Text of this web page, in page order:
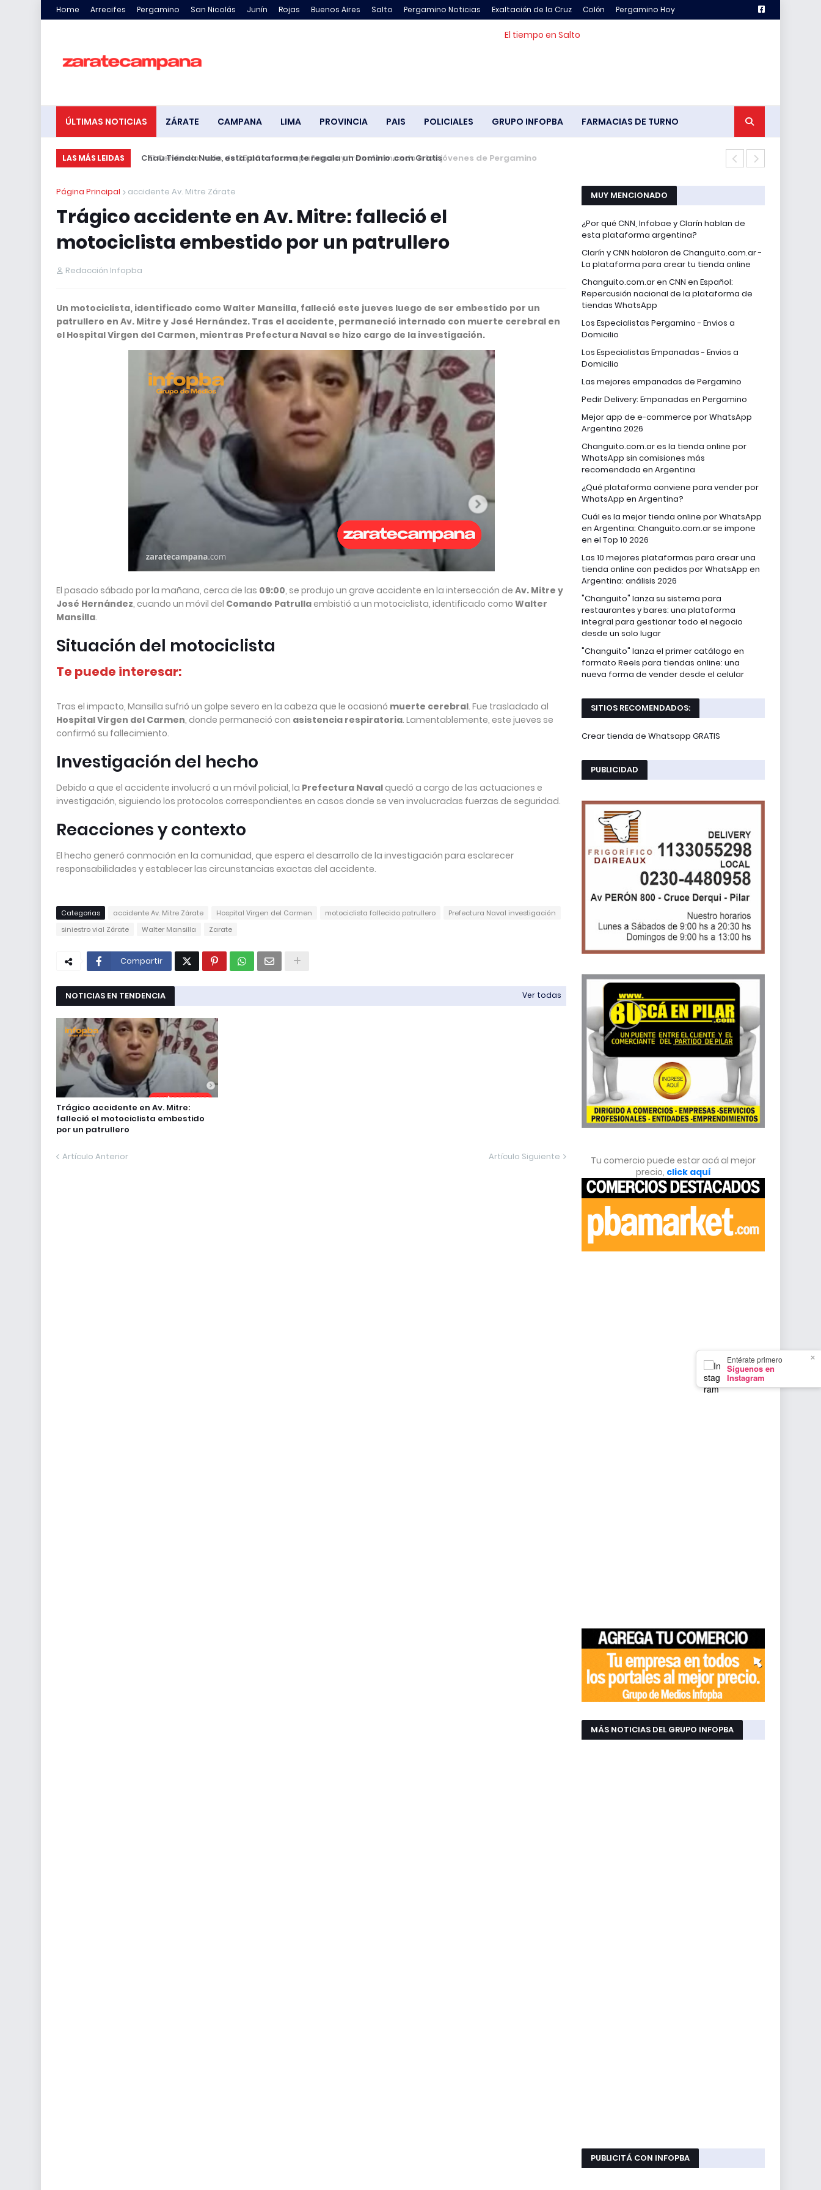
Home Arrecifes Pergamino San Nicolás Junín Rojas Buenos Aires Salto Pergamino Noticias Exaltación de la Cruz Colón Pergamino Hoy
El tiempo en Salto
ÚLTIMAS NOTICIAS ZÁRATE CAMPANA LIMA PROVINCIA PAIS POLICIALES GRUPO INFOPBA FARMACIAS DE TURNO
LAS MÁS LEIDAS El Cenáculo: más de 25 años acompañando y transformando a los jóvenes de Pergamino
Página Principal accidente Av. Mitre Zárate
Trágico accidente en Av. Mitre: falleció el
motociclista embestido por un patrullero
Redacción Infopba
Un motociclista, identificado como Walter Mansilla, falleció este jueves luego de ser embestido por un
patrullero en Av. Mitre y José Hernández. Tras el accidente, permaneció internado con muerte cerebral en
el Hospital Virgen del Carmen, mientras Prefectura Naval se hizo cargo de la investigación.
El pasado sábado por la mañana, cerca de las 09:00, se produjo un grave accidente en la intersección de Av. Mitre y
José Hernández, cuando un móvil del Comando Patrullaembistió a un motociclista, identificado como Walter
Mansilla.
Situación del motociclista
Te puede interesar:
Tras el impacto, Mansilla sufrió un golpe severo en la cabeza que le ocasionó muerte cerebral. Fue trasladado al
Hospital Virgen del Carmen, donde permaneció con asistencia respiratoria. Lamentablemente, este jueves se
confirmó su fallecimiento.
Investigación del hecho
Debido a que el accidente involucró a un móvil policial, la Prefectura Naval quedó a cargo de las actuaciones e
investigación, siguiendo los protocolos correspondientes en casos donde se ven involucradas fuerzas de seguridad.
Reacciones y contexto
El hecho generó conmoción en la comunidad, que espera el desarrollo de la investigación para esclarecer
responsabilidades y establecer las circunstancias exactas del accidente.
Categorias accidente Av. Mitre Zárate Hospital Virgen del Carmen motociclista fallecido patrullero
Prefectura Naval investigación
siniestro vial Zárate
Walter Mansilla Zarate
Compartir
NOTICIAS EN TENDENCIA Ver todas
Trágico accidente en Av. Mitre:
falleció el motociclista embestido
por un patrullero
Artículo Anterior Artículo Siguiente
MUY MENCIONADO
¿Por qué CNN, Infobae y Clarín hablan de
esta plataforma argentina?
Clarín y CNN hablaron de Changuito.com.ar -
La plataforma para crear tu tienda online
Changuito.com.ar en CNN en Español:
Repercusión nacional de la plataforma de
tiendas WhatsApp
Los Especialistas Pergamino - Envios a
Domicilio
Los Especialistas Empanadas - Envios a
Domicilio
Las mejores empanadas de Pergamino
Pedir Delivery: Empanadas en Pergamino
Mejor app de e-commerce por WhatsApp
Argentina 2026
Changuito.com.ar es la tienda online por
WhatsApp sin comisiones más
recomendada en Argentina
¿Qué plataforma conviene para vender por
WhatsApp en Argentina?
Cuál es la mejor tienda online por WhatsApp
en Argentina: Changuito.com.ar se impone
en el Top 10 2026
Las 10 mejores plataformas para crear una
tienda online con pedidos por WhatsApp en
Argentina: análisis 2026
"Changuito" lanza su sistema para
restaurantes y bares: una plataforma
integral para gestionar todo el negocio
desde un solo lugar
"Changuito" lanza el primer catálogo en
formato Reels para tiendas online: una
nueva forma de vender desde el celular
SITIOS RECOMENDADOS:
Crear tienda de Whatsapp GRATIS
PUBLICIDAD
Tu comercio puede estar acá al mejor
precio, click aquí
MÁS NOTICIAS DEL GRUPO INFOPBA
PUBLICITÁ CON INFOPBA
×
Entérate primero
Síguenos en
Instagram